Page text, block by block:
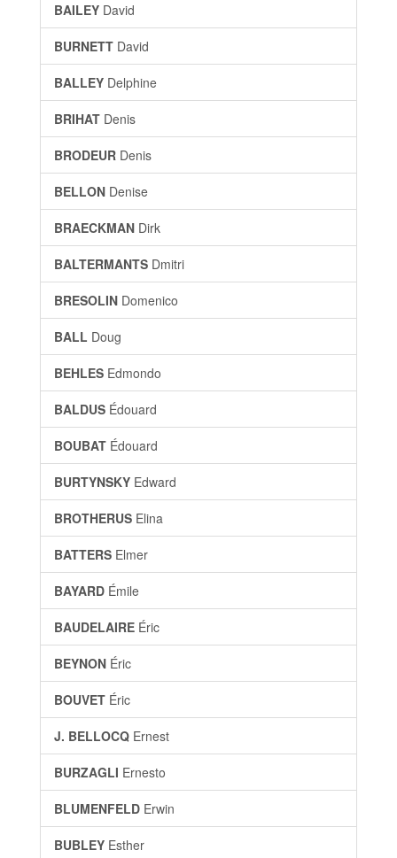
BAILEY David
BURNETT David
BALLEY Delphine
BRIHAT Denis
BRODEUR Denis
BELLON Denise
BRAECKMAN Dirk
BALTERMANTS Dmitri
BRESOLIN Domenico
BALL Doug
BEHLES Edmondo
BALDUS Édouard
BOUBAT Édouard
BURTYNSKY Edward
BROTHERUS Elina
BATTERS Elmer
BAYARD Émile
BAUDELAIRE Éric
BEYNON Éric
BOUVET Éric
J. BELLOCQ Ernest
BURZAGLI Ernesto
BLUMENFELD Erwin
BUBLEY Esther